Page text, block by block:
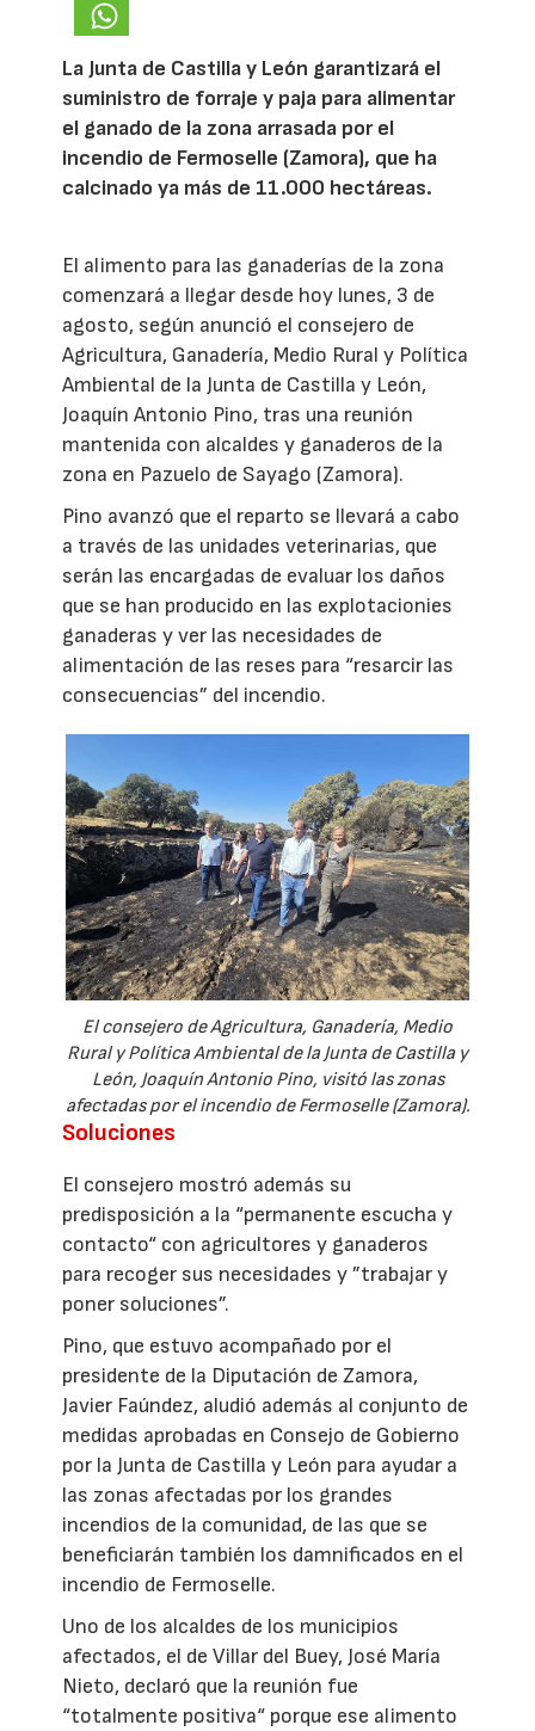
La Junta de Castilla y León garantizará el
suministro de forraje y paja para alimentar
el ganado de la zona arrasada por el
incendio de Fermoselle (Zamora), que ha
calcinado ya más de 11.000 hectáreas.
El alimento para las ganaderías de la zona
comenzará a llegar desde hoy lunes, 3 de
agosto, según anunció el consejero de
Agricultura, Ganadería, Medio Rural y Política
Ambiental de la Junta de Castilla y León,
Joaquín Antonio Pino, tras una reunión
mantenida con alcaldes y ganaderos de la
zona en Pazuelo de Sayago (Zamora).
Pino avanzó que el reparto se llevará a cabo
a través de las unidades veterinarias, que
serán las encargadas de evaluar los daños
que se han producido en las explotacionies
ganaderas y ver las necesidades de
alimentación de las reses para “resarcir las
consecuencias” del incendio.
El consejero de Agricultura, Ganadería, Medio
Rural y Política Ambiental de la Junta de Castilla y
León, Joaquín Antonio Pino, visitó las zonas
afectadas por el incendio de Fermoselle (Zamora).
Soluciones
El consejero mostró además su
predisposición a la “permanente escucha y
contacto“ con agricultores y ganaderos
para recoger sus necesidades y ”trabajar y
poner soluciones”.
Pino, que estuvo acompañado por el
presidente de la Diputación de Zamora,
Javier Faúndez, aludió además al conjunto de
medidas aprobadas en Consejo de Gobierno
por la Junta de Castilla y León para ayudar a
las zonas afectadas por los grandes
incendios de la comunidad, de las que se
beneficiarán también los damnificados en el
incendio de Fermoselle.
Uno de los alcaldes de los municipios
afectados, el de Villar del Buey, José María
Nieto, declaró que la reunión fue
“totalmente positiva“ porque ese alimento